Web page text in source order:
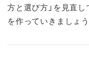
方と選び方」を見直
を作っていきましょう